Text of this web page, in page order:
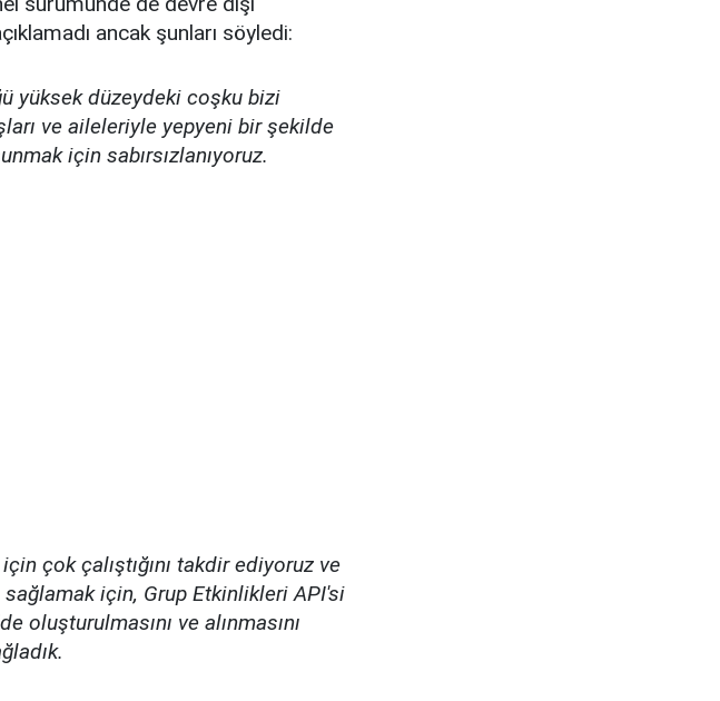
ancak şunları söyledi:
yüksek düzeydeki coşku bizi
ve aileleriyle yepyeni bir şekilde
için sabırsızlanıyoruz.
çok çalıştığını takdir ediyoruz ve
için, Grup Etkinlikleri API'si
oluşturulmasını ve alınmasını